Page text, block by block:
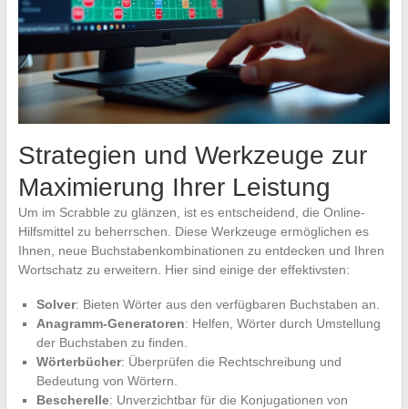
Strategien und Werkzeuge zur
Maximierung Ihrer Leistung
Um im Scrabble zu glänzen, ist es entscheidend, die Online-
Hilfsmittel zu beherrschen. Diese Werkzeuge ermöglichen es
Ihnen, neue Buchstabenkombinationen zu entdecken und Ihren
Wortschatz zu erweitern. Hier sind einige der effektivsten:
Solver: Bieten Wörter aus den verfügbaren Buchstaben an.
Anagramm-Generatoren: Helfen, Wörter durch Umstellung
der Buchstaben zu finden.
Wörterbücher: Überprüfen die Rechtschreibung und
Bedeutung von Wörtern.
Bescherelle: Unverzichtbar für die Konjugationen von